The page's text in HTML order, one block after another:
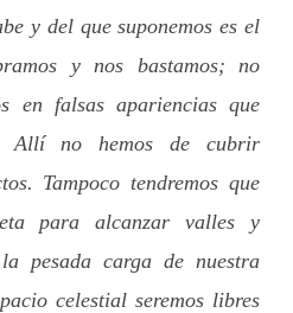
y del que suponemos es el
y nos bastamos; no
en falsas apariencias que
Allí no hemos de cubrir
Tampoco tendremos que
para alcanzar valles y
pesada carga de nuestra
celestial seremos libres